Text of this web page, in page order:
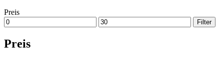
Preis
Min.
Preis
Max.
Preis
Filter
Preis